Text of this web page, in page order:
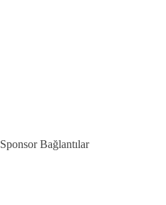
Sponsor Bağlantılar